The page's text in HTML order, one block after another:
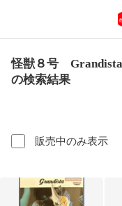
怪獣８号
の検索結果
販売中のみ表示